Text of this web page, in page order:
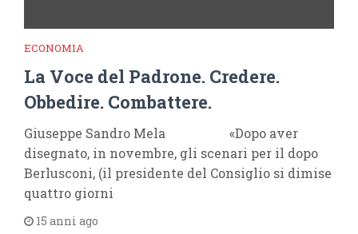
ECONOMIA
La Voce del Padrone. Credere.
Obbedire. Combattere.
Giuseppe Sandro Mela «Dopo aver
disegnato, in novembre, gli scenari per il dopo
Berlusconi, (il presidente del Consiglio si dimise
quattro giorni
15 anni ago